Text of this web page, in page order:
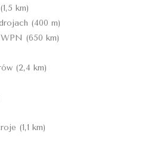
km)
(400 m)
(650 km)
(2,4 km)
(1,1 km)